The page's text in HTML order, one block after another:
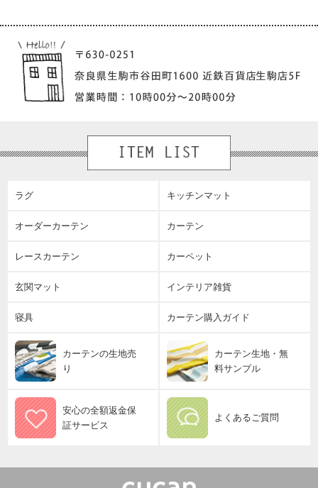
ラグ キッチンマット
オーダーカーテン カーテン
レースカーテン カーペット
玄関マット インテリア雑貨
寝具 カーテン購入ガイド
カーテンの生地売
り
カーテン生地・無
料サンプル
安心の全額返金保
証サービス
よくあるご質問